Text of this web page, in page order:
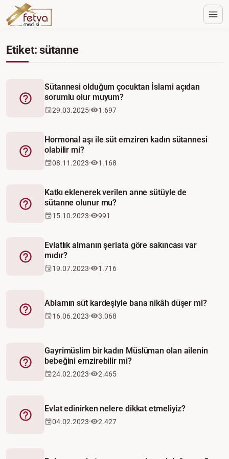
Etiket: sütanne
Fetva
Sütannesi olduğum çocuktan İslami açıdan
sorumlu olur muyum?
29.03.2025 1.697
Fetva
Hormonal aşı ile süt emziren kadın sütannesi
olabilir mi?
08.11.2023 1.168
Fetva
Katkı eklenerek verilen anne sütüyle de
sütanne olunur mu?
15.10.2023 991
Fetva
Evlatlık almanın şeriata göre sakıncası var
mıdır?
19.07.2023 1.716
Fetva
Ablamın süt kardeşiyle bana nikâh düşer mi?
16.06.2023 3.068
Fetva
Gayrimüslim bir kadın Müslüman olan ailenin
bebeğini emzirebilir mi?
24.02.2023 2.465
Fetva
Evlat edinirken nelere dikkat etmeliyiz?
04.02.2023 2.427